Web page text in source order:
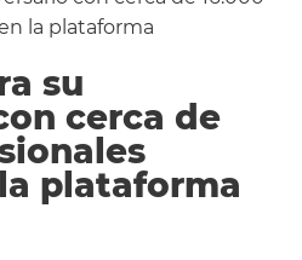
su
cerca de
plataforma